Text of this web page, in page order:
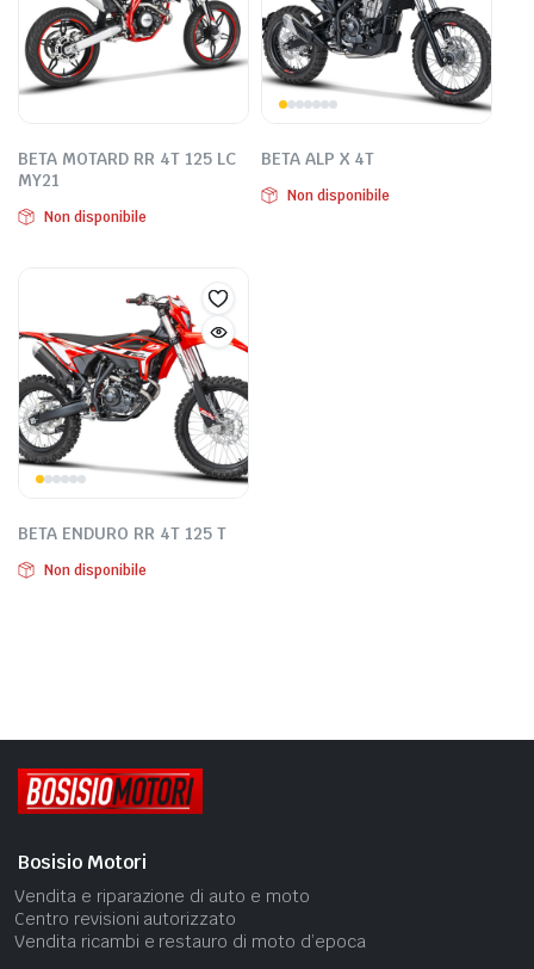
BETA MOTARD RR 4T 125 LC
MY21
Non disponibile
BETA ALP X 4T
Non disponibile
BETA ENDURO RR 4T 125 T
Non disponibile
Bosisio Motori
Vendita e riparazione di auto e moto
Centro revisioni autorizzato
Vendita ricambi e restauro di moto d’epoca